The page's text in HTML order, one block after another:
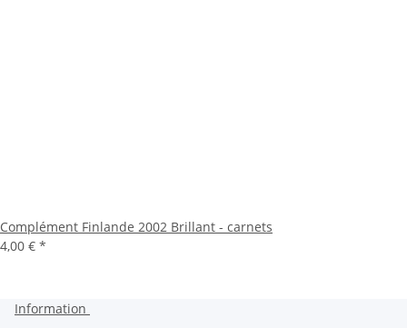
Complément Finlande 2002 Brillant - carnets
4,00 € *
Information